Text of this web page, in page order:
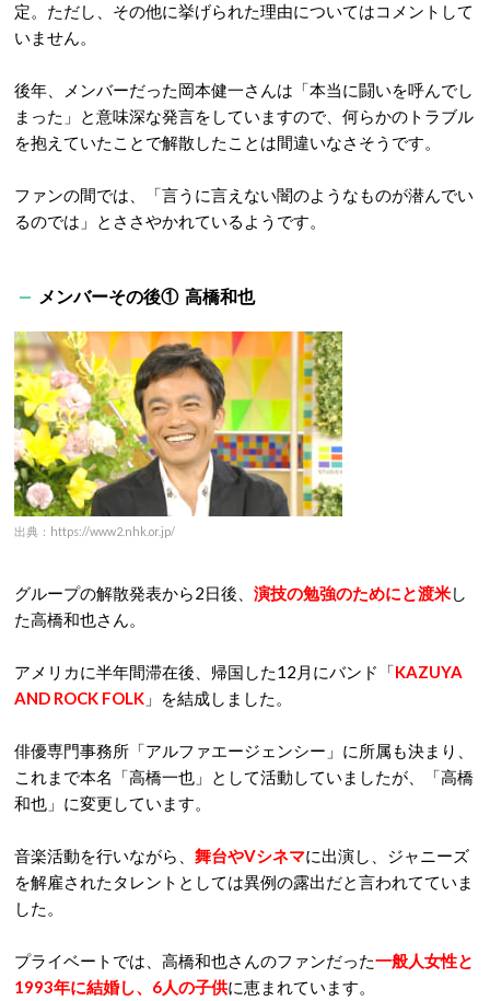
定。ただし、その他に挙げられた理由についてはコメントして
いません。
後年、メンバーだった岡本健一さんは「本当に闘いを呼んでし
まった」と意味深な発言をしていますので、何らかのトラブル
を抱えていたことで解散したことは間違いなさそうです。
ファンの間では、「言うに言えない闇のようなものが潜んでい
るのでは」とささやかれているようです。
メンバーその後① 高橋和也
出典：https://www2.nhk.or.jp/
グループの解散発表から2日後、 演技の勉強のためにと渡米し
た高橋和也さん。
アメリカに半年間滞在後、帰国した12月にバンド「KAZUYA
AND ROCK FOLK 」を結成しました。
俳優専門事務所「アルファエージェンシー」に所属も決まり、
これまで本名「高橋一也」として活動していましたが、「高橋
和也」に変更しています。
音楽活動を行いながら、 舞台やVシネマに出演し、ジャニーズ
を解雇されたタレントとしては異例の露出だと言われてていま
した。
プライベートでは、高橋和也さんのファンだった一般人女性と
1993年に結婚し、6人の子供に恵まれています。